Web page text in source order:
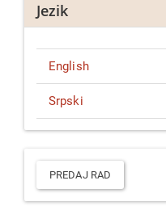
Jezik
English
Srpski
Predaj
radPREDAJ RAD